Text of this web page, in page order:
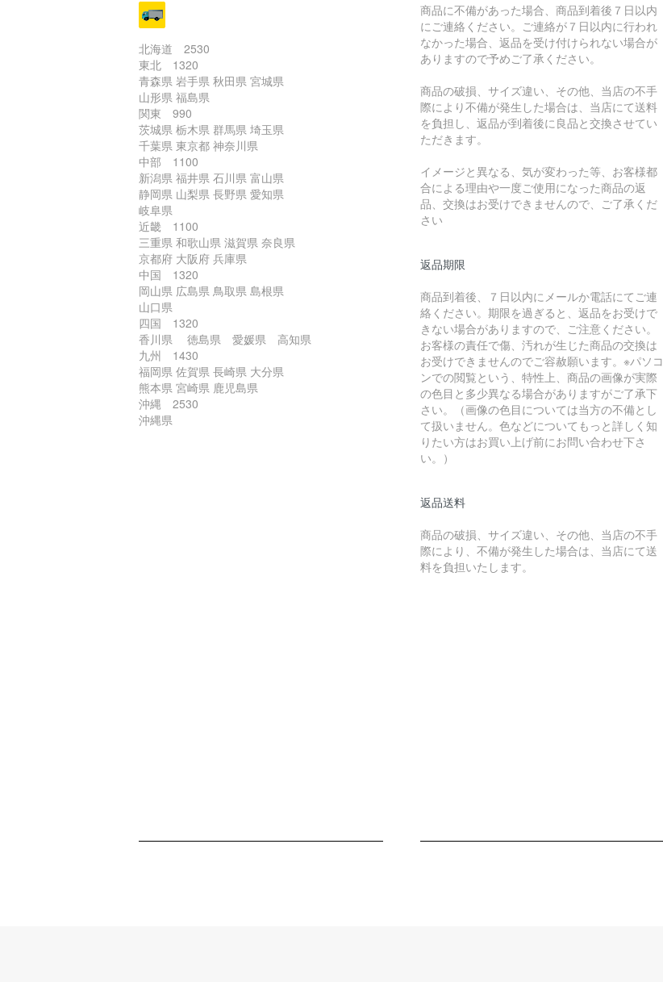
北海道 2530
東北 1320
青森県 岩手県 秋田県 宮城県
山形県 福島県
関東 990
茨城県 栃木県 群馬県 埼玉県
千葉県 東京都 神奈川県
中部 1100
新潟県 福井県 石川県 富山県
静岡県 山梨県 長野県 愛知県
岐阜県
近畿 1100
三重県 和歌山県 滋賀県 奈良県
京都府 大阪府 兵庫県
中国 1320
岡山県 広島県 鳥取県 島根県
山口県
四国 1320
香川県 徳島県 愛媛県 高知県
九州 1430
福岡県 佐賀県 長崎県 大分県
熊本県 宮崎県 鹿児島県
沖縄 2530
沖縄県
商品に不備があった場合、商品到着後７日以内
にご連絡ください。ご連絡が７日以内に行われ
なかった場合、返品を受け付けられない場合が
ありますので予めご了承ください。
商品の破損、サイズ違い、その他、当店の不手
際により不備が発生した場合は、当店にて送料
を負担し、返品が到着後に良品と交換させてい
ただきます。
イメージと異なる、気が変わった等、お客様都
合による理由や一度ご使用になった商品の返
品、交換はお受けできませんので、ご了承くだ
さい
返品期限
商品到着後、７日以内にメールか電話にてご連
絡ください。期限を過ぎると、返品をお受けで
きない場合がありますので、ご注意ください。
お客様の責任で傷、汚れが生じた商品の交換は
お受けできませんのでご容赦願います。※パソコ
ンでの閲覧という、特性上、商品の画像が実際
の色目と多少異なる場合がありますがご了承下
さい。（画像の色目については当方の不備とし
て扱いません。色などについてもっと詳しく知
りたい方はお買い上げ前にお問い合わせ下さ
い。）
返品送料
商品の破損、サイズ違い、その他、当店の不手
際により、不備が発生した場合は、当店にて送
料を負担いたします。